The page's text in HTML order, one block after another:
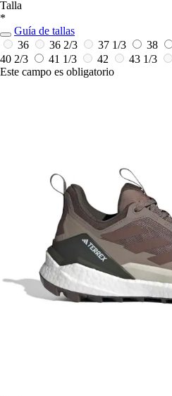
Talla
*
Guía de tallas
36
36 2/3 37 1/3 38
40 2/3
41 1/3 42 43 1/3
Este campo es obligatorio